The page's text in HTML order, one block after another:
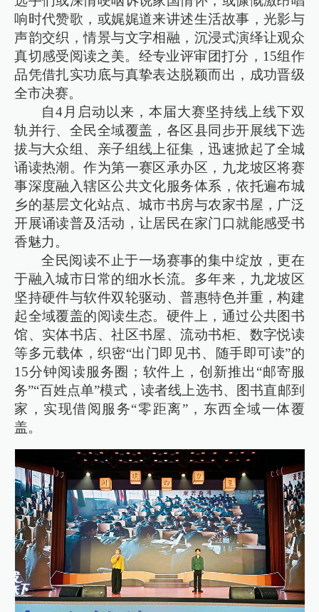
响时代赞歌，或娓娓道来讲述生活故事，光影与
声韵交织，情景与文字相融，沉浸式演绎让观众
真切感受阅读之美。经专业评审团打分，15组作
品凭借扎实功底与真挚表达脱颖而出，成功晋级
全市决赛。
自4月启动以来，本届大赛坚持线上线下双
轨并行、全民全域覆盖，各区县同步开展线下选
拔与大众组、亲子组线上征集，迅速掀起了全城
诵读热潮。作为第一赛区承办区，九龙坡区将赛
事深度融入辖区公共文化服务体系，依托遍布城
乡的基层文化站点、城市书房与农家书屋，广泛
开展诵读普及活动，让居民在家门口就能感受书
香魅力。
全民阅读不止于一场赛事的集中绽放，更在
于融入城市日常的细水长流。多年来，九龙坡区
坚持硬件与软件双轮驱动、普惠特色并重，构建
起全域覆盖的阅读生态。硬件上，通过公共图书
馆、实体书店、社区书屋、流动书柜、数字悦读
等多元载体，织密“出门即见书、随手即可读”的
15分钟阅读服务圈；软件上，创新推出“邮寄服
务”“百姓点单”模式，读者线上选书、图书直邮到
家，实现借阅服务“零距离”，东西全域一体覆
盖。